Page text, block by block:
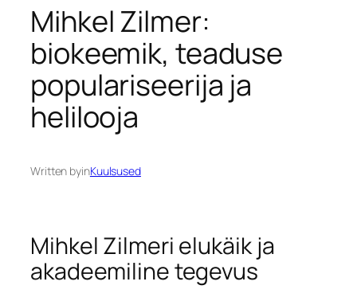
Mihkel Zilmer:
biokeemik, teaduse
populariseerija ja
helilooja
Written byinKuulsused
Mihkel Zilmeri elukäik ja
akadeemiline tegevus